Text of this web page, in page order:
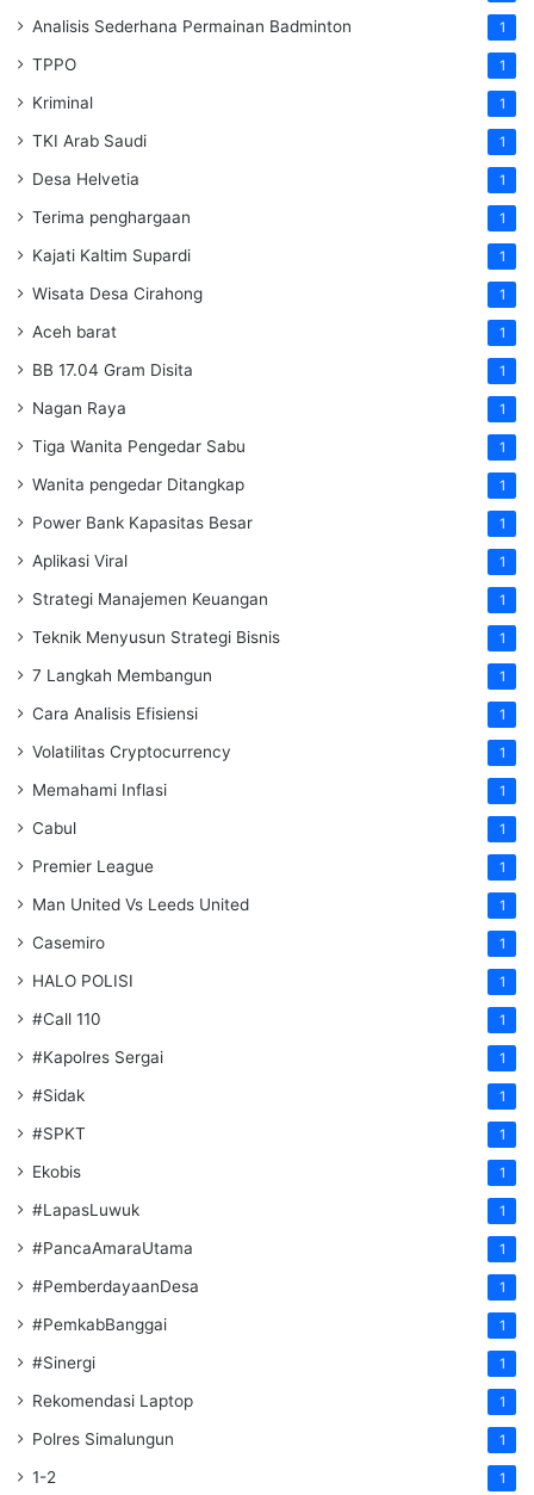
Analisis Sederhana Permainan Badminton 1
TPPO 1
Kriminal 1
TKI Arab Saudi 1
Desa Helvetia 1
Terima penghargaan 1
Kajati Kaltim Supardi 1
Wisata Desa Cirahong 1
Aceh barat 1
BB 17.04 Gram Disita 1
Nagan Raya 1
Tiga Wanita Pengedar Sabu 1
Wanita pengedar Ditangkap 1
Power Bank Kapasitas Besar 1
Aplikasi Viral 1
Strategi Manajemen Keuangan 1
Teknik Menyusun Strategi Bisnis 1
7 Langkah Membangun 1
Cara Analisis Efisiensi 1
Volatilitas Cryptocurrency 1
Memahami Inflasi 1
Cabul 1
Premier League 1
Man United Vs Leeds United 1
Casemiro 1
HALO POLISI 1
#Call 110 1
#Kapolres Sergai 1
#Sidak 1
#SPKT 1
Ekobis 1
#LapasLuwuk 1
#PancaAmaraUtama 1
#PemberdayaanDesa 1
#PemkabBanggai 1
#Sinergi 1
Rekomendasi Laptop 1
Polres Simalungun 1
1-2 1